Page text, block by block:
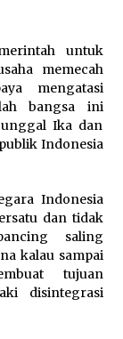
untuk
memecah
mengatasi
bangsa ini
Ika dan
Indonesia
Indonesia
dan tidak
saling
kalau sampai
tujuan
disintegrasi